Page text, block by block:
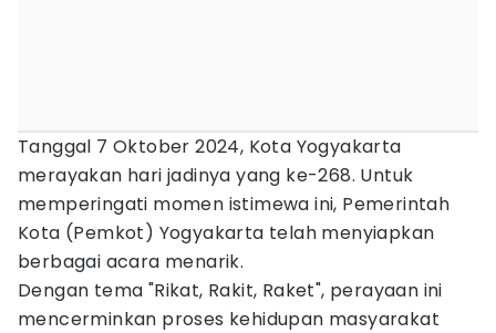
Tanggal 7 Oktober 2024, Kota Yogyakarta
merayakan hari jadinya yang ke-268. Untuk
memperingati momen istimewa ini, Pemerintah
Kota (Pemkot) Yogyakarta telah menyiapkan
berbagai acara menarik.
Dengan tema "Rikat, Rakit, Raket", perayaan ini
mencerminkan proses kehidupan masyarakat